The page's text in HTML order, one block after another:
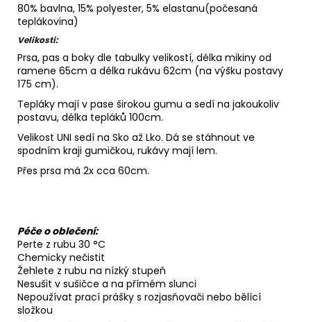
80% bavlna, 15% polyester, 5% elastanu(počesaná
teplákovina)
Velikosti:
Prsa, pas a boky dle tabulky velikostí, délka mikiny od
ramene 65cm a délka rukávu 62cm (na výšku postavy
175 cm).
Tepláky mají v pase širokou gumu a sedí na jakoukoliv
postavu, délka tepláků 100cm.
Velikost UNI sedí na Sko až Lko. Dá se stáhnout ve
spodním kraji gumičkou, rukávy mají lem.
Přes prsa má 2x cca 60cm.
Péče o oblečení:
Perte z rubu 30 °C
Chemicky nečistit
Žehlete z rubu na nízký stupeň
Nesušit v sušičce a na přímém slunci
Nepoužívat prací prášky s rozjasňovači nebo bělící
složkou